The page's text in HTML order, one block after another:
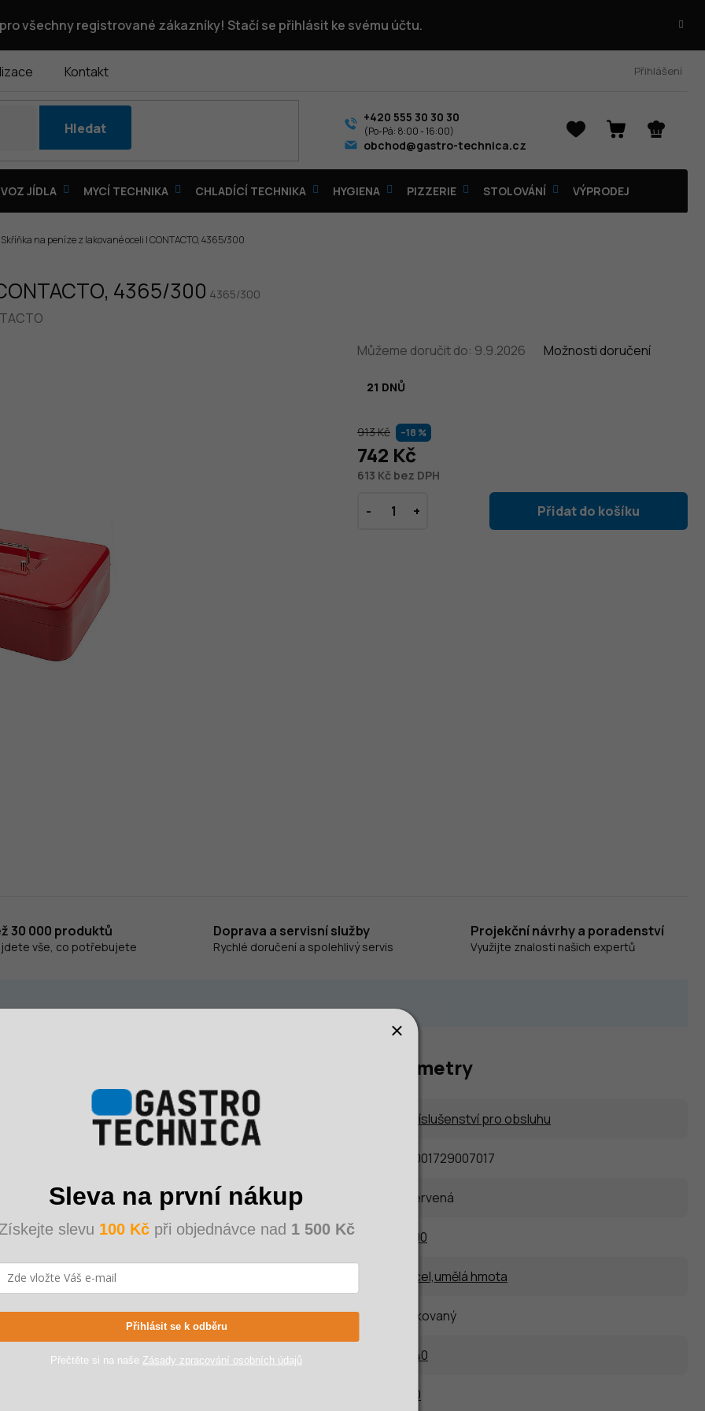
pro všechny registrované zákazníky! Stačí se přihlásit ke svému účtu.
Kontakt Přihlášení
Hledat
NÁKUPNÍ
+420 555 30 30 30
obchod@gastro-technica.cz
JÍDLA MYCÍ TECHNIKA CHLADÍCÍ TECHNIKA HYGIENA PIZZERIE STOLOVÁNÍ VÝPRODEJ
Skříňka na peníze z lakované oceli | CONTACTO, 4365/300
4365/300 4365/300
913 Kč –18 %
742 Kč
613 Kč bez DPH
21 DNŮ
Můžeme doručit do: 9.9.2026 Možnosti doručení
Přidat do košíku
30 000 produktů
vše, co potřebujete
Doprava a servisní služby
Rychlé doručení a spolehlivý servis
Projekční návrhy a poradenství
Využijte znalosti našich expertů
2 klíče- 5 přihrádek-
Doplňkové parametry
Příslušenství pro obsluhu
4001729007017
Barva červená
Délka: 300
ocel,umělá hmota
Povrch: lakovaný
Šířka 240
90
Sleva na první nákup
Získejte slevu 100 Kčpři objednávce nad 1 500 Kč
Přihlásit se k odběru
Přečtěte si na naše Zásady zpracování osobních údajů